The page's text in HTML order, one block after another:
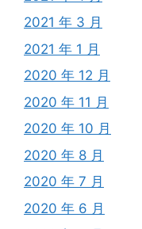
2021 年 3 月
2021 年 1 月
2020 年 12 月
2020 年 11 月
2020 年 10 月
2020 年 8 月
2020 年 7 月
2020 年 6 月